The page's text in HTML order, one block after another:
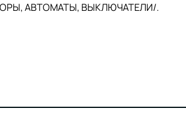
АВТОМАТЫ, ВЫКЛЮЧАТЕЛИ/.